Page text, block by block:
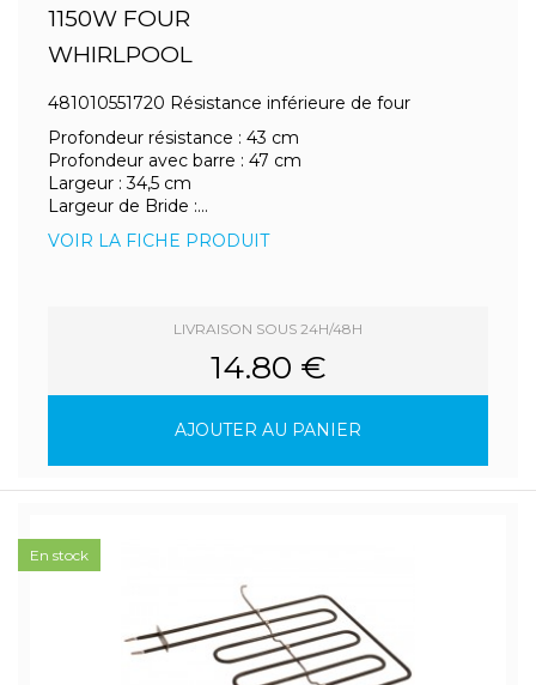
1150W FOUR
WHIRLPOOL
481010551720 Résistance inférieure de four
Profondeur résistance : 43 cm
Profondeur avec barre : 47 cm
Largeur : 34,5 cm
Largeur de Bride :...
VOIR LA FICHE PRODUIT
LIVRAISON SOUS 24H/48H
14.80 €
AJOUTER AU PANIER
En stock